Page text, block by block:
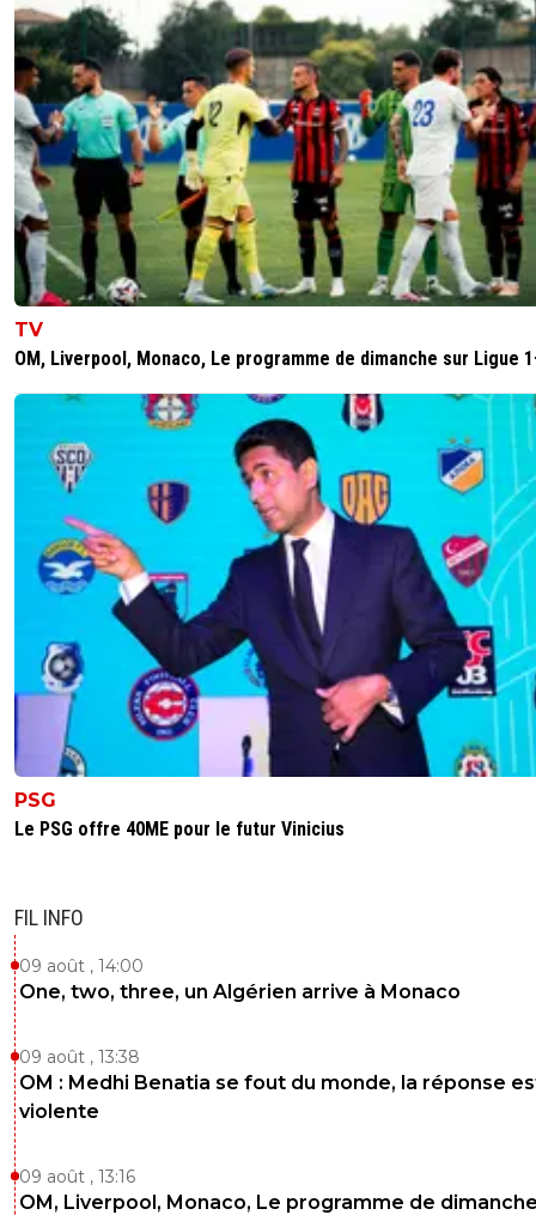
TV
OM, Liverpool, Monaco, Le programme de dimanche sur Ligue
PSG
Le PSG offre 40ME pour le futur Vinicius
FIL INFO
09 août , 14:00
One, two, three, un Algérien arrive à Monaco
09 août , 13:38
OM : Medhi Benatia se fout du monde, la réponse
violente
09 août , 13:16
OM, Liverpool, Monaco, Le programme de